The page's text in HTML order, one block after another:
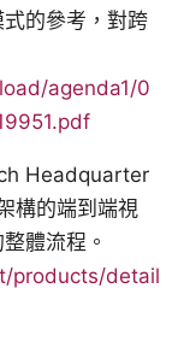
的參考，對跨
agenda1/0
Headquarter
構的端到端視
體流程。
products/detail